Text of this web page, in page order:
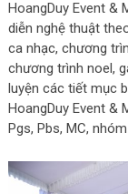
HoangDuy Event &
diễn nghệ thuật
ca nhạc, chương
chương trình noel,
luyện các tiết mục
HoangDuy Event &
Pgs, Pbs, MC,